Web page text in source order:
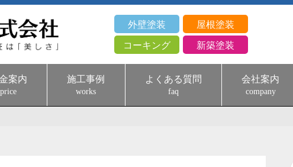
外壁塗装
屋根塗装
コーキング
新築塗装
案内
price
施工事例
works
よくある質問
faq
会社案内
company